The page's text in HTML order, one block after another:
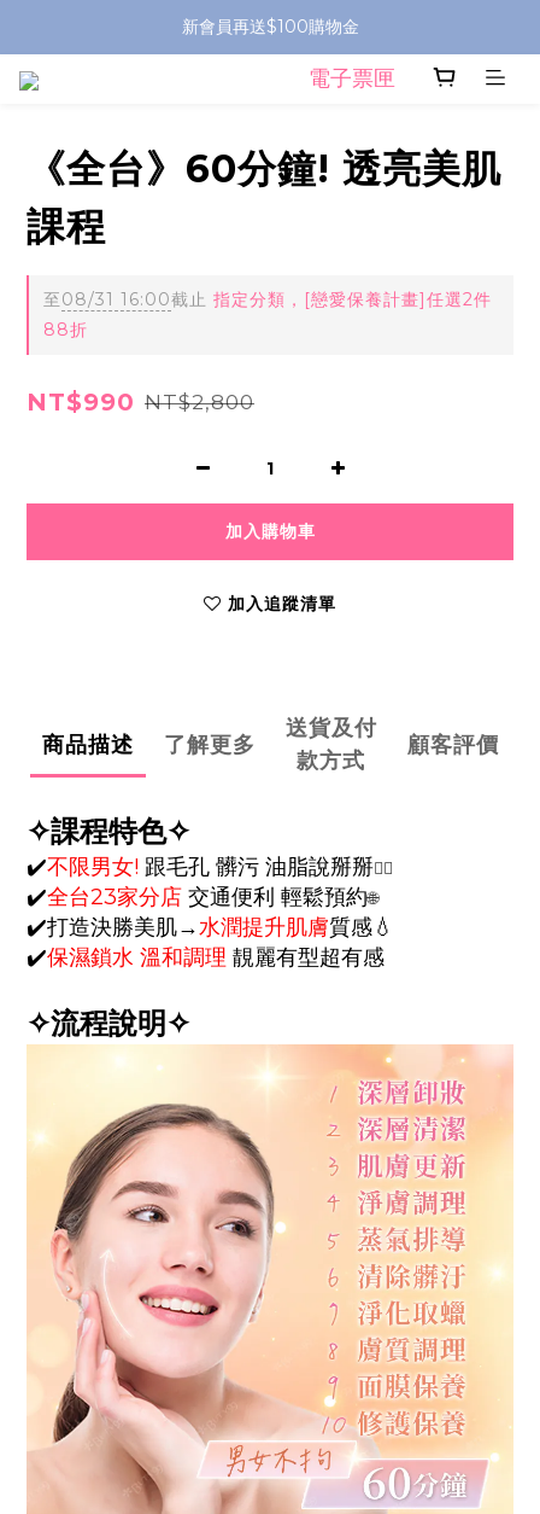
新會員再送$100購物金
電子票匣
《全台》60分鐘! 透亮美肌
課程
至08/31 16:00截止 指定分類，[戀愛保養計畫]任選2件
88折
NT$990 NT$2,800
加入購物車
加入追蹤清單
商品描述 了解更多
送貨及付
款方式
顧客評價
✧課程特色✧
✔️不限男女! 跟毛孔 髒污 油脂說掰掰🧏‍♀️
✔️全台23家分店 交通便利 輕鬆預約🌐
✔️打造決勝美肌→水潤提升肌膚質感 💧
✔️保濕鎖水 溫和調理 靚麗有型超有感
✧流程說明 ✧